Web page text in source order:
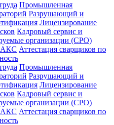
Промышленная
Разрушающий и
Лицензирование
Кадровый сервис и
организации (СРО)
Аттестация сварщиков по
Промышленная
Разрушающий и
Лицензирование
Кадровый сервис и
организации (СРО)
Аттестация сварщиков по